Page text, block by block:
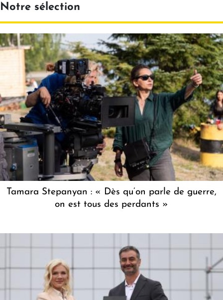
Notre sélection
Tamara Stepanyan : « Dès qu’on parle de guerre,
on est tous des perdants »